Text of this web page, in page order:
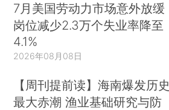
7月美国劳动力市场意外放缓
岗位减少2.3万个失业率降至
4.1%
2026年08月08日
【周刊提前读】海南爆发历史
最大赤潮 渔业基础研究与防